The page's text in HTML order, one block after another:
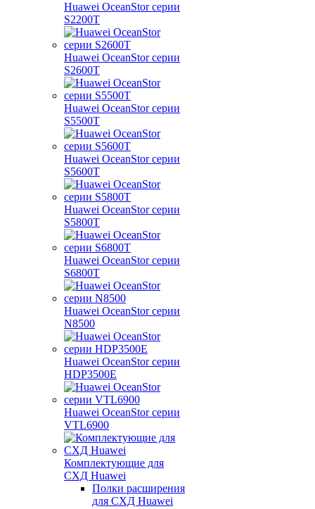
Huawei OceanStor серии
S2200T
Huawei OceanStor серии
S2600T
Huawei OceanStor серии
S5500T
Huawei OceanStor серии
S5600T
Huawei OceanStor серии
S5800T
Huawei OceanStor серии
S6800T
Huawei OceanStor серии
N8500
Huawei OceanStor серии
HDP3500E
Huawei OceanStor серии
VTL6900
Комплектующие для
СХД Huawei
Полки расширения
для СХД Huawei